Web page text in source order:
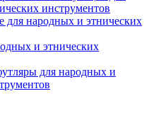
инструментов
народных и этнических
и этнических
для народных и